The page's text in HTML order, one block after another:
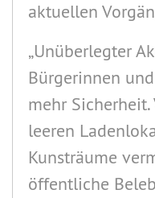
aktuellen
„Unüberlegter
Bürgerinnen
mehr
leeren
Kunsträume
öffentliche